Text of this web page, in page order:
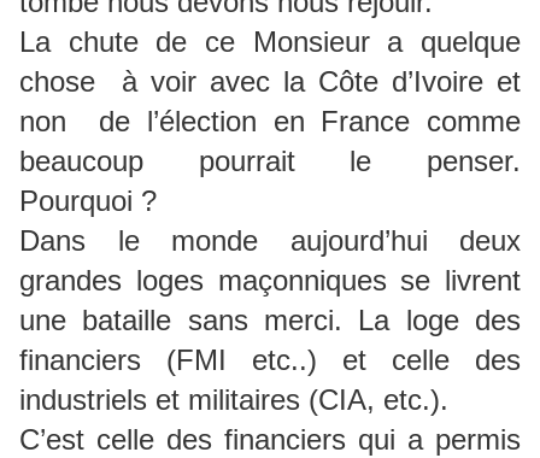
La chute de ce Monsieur a quelque
chose à voir avec la Côte d’Ivoire et
non de l’élection en France comme
beaucoup pourrait le penser.
Pourquoi ?
Dans le monde aujourd’hui deux
grandes loges maçonniques se livrent
une bataille sans merci. La loge des
financiers (FMI etc..) et celle des
industriels et militaires (CIA, etc.).
C’est celle des financiers qui a permis